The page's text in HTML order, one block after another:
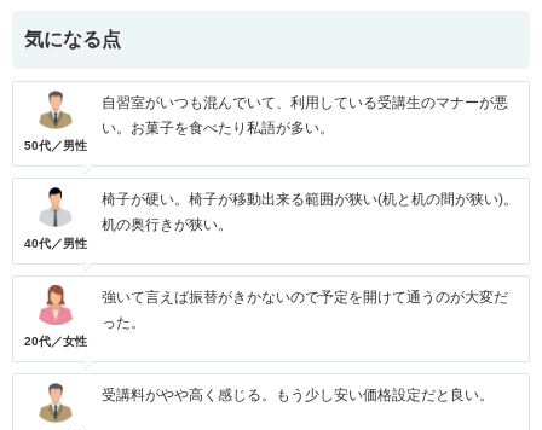
気になる点
50代／男性
自習室がいつも混んでいて、利用している受講生のマナーが悪
い。お菓子を食べたり私語が多い。
40代／男性
椅子が硬い。椅子が移動出来る範囲が狭い(机と机の間が狭い)。
机の奥行きが狭い。
20代／女性
強いて言えば振替がきかないので予定を開けて通うのが大変だ
った。
受講料がやや高く感じる。もう少し安い価格設定だと良い。